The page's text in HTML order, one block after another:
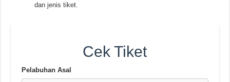
dan jenis tiket.
Cek Tiket
Pelabuhan Asal